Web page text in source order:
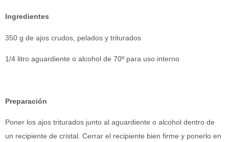
Ingredientes
350 g de ajos crudos, pelados y triturados
1/4 litro aguardiente o alcohol de 70º para uso interno
Preparación
Poner los ajos triturados junto al aguardiente o alcohol dentro de
un recipiente de cristal. Cerrar el recipiente bien firme y ponerlo en